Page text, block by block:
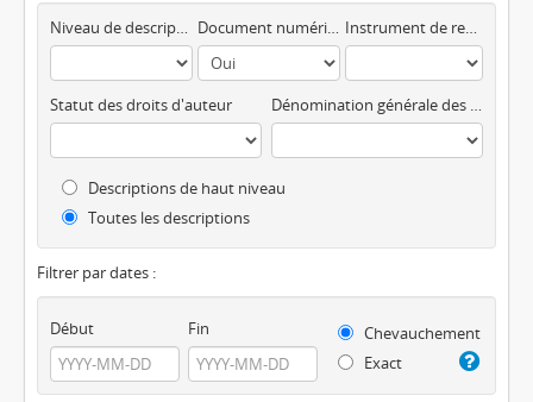
Niveau de description Document numérique disponible Instrument de recherche
Statut des droits d'auteur Dénomination générale des documents
Descriptions de haut niveau
Toutes les descriptions
Filtrer par dates :
Début Fin
Chevauchement
Exact